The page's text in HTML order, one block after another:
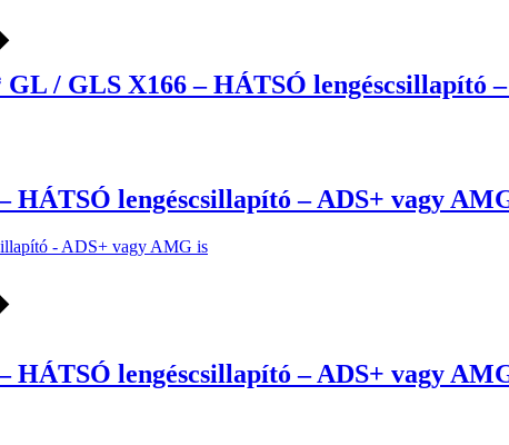
/ GLS X166 – HÁTSÓ lengéscsillapító
lengéscsillapító – ADS+ vagy
lengéscsillapító – ADS+ vagy